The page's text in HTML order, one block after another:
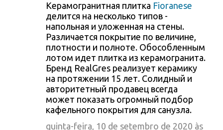
Керамогранитная плитка Fioranese
делится на несколько типов -
напольная и уложенная на стены.
Различается покрытие по величине,
плотности и полноте. Обособленным
лотом идет плитка из керамогранита.
Бренд RealGres реализует керамику
на протяжении 15 лет. Солидный и
авторитетный продавец всегда
может показать огромный подбор
кафельного покрытия для санузла.
quinta-feira, 10 de setembro de 2020 às